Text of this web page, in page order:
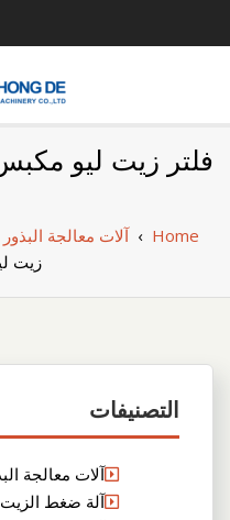
فلتر زيت ليو
Home
›آلات معالجة البذور
زيت
التصنيفات
آلات معالجة
آلة ضغط الزيت